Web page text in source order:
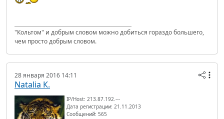
"Кольтом" и добрым словом можно добиться гораздо большего,
чем просто добрым словом.
28 января 2016 14:11
Natalia К.
IP/Host: 213.87.192.---
Дата регистрации: 21.11.2013
Сообщений: 565